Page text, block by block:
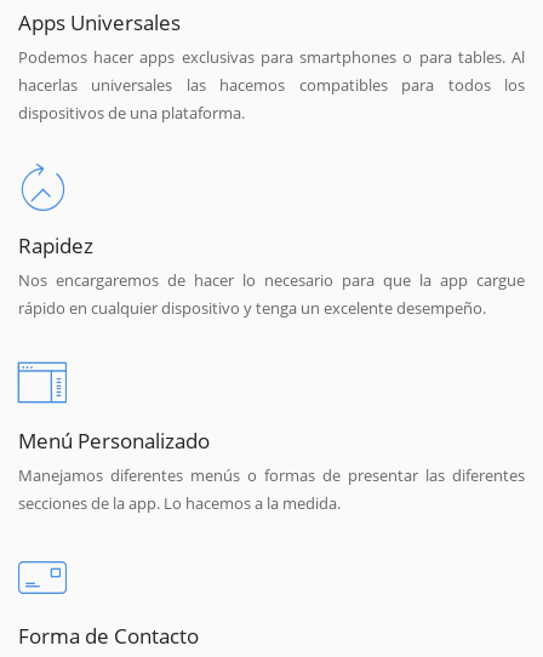
Apps Universales
Podemos hacer apps exclusivas para smartphones o para tables. Al
hacerlas universales las hacemos compatibles para todos los
dispositivos de una plataforma.
Rapidez
Nos encargaremos de hacer lo necesario para que la app cargue
rápido en cualquier dispositivo y tenga un excelente desempeño.
Menú Personalizado
Manejamos diferentes menús o formas de presentar las diferentes
secciones de la app. Lo hacemos a la medida.
Forma de Contacto